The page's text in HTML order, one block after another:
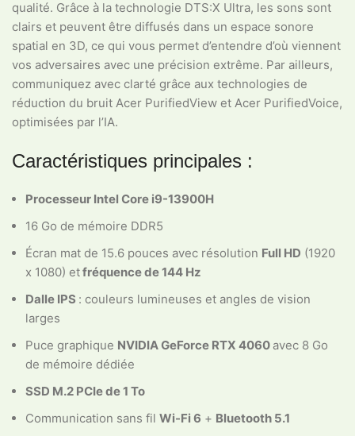
qualité. Grâce à la technologie DTS:X Ultra, les sons sont
clairs et peuvent être diffusés dans un espace sonore
spatial en 3D, ce qui vous permet d’entendre d’où viennent
vos adversaires avec une précision extrême. Par ailleurs,
communiquez avec clarté grâce aux technologies de
réduction du bruit Acer PurifiedView et Acer PurifiedVoice,
optimisées par l’IA.
Caractéristiques principales :
Processeur Intel Core i9-13900H
16 Go de mémoire DDR5
Écran mat de 15.6 pouces avec résolution Full HD (1920
x 1080) etfréquence de 144 Hz
Dalle IPS : couleurs lumineuses et angles de vision
larges
Puce graphique NVIDIA GeForce RTX 4060 avec 8 Go
de mémoire dédiée
SSD M.2 PCIe de 1 To
Communication sans fil Wi-Fi 6 + Bluetooth 5.1